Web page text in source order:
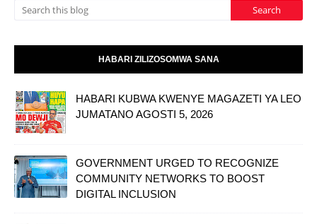
HABARI ZILIZOSOMWA SANA
HABARI KUBWA KWENYE MAGAZETI YA LEO
JUMATANO AGOSTI 5, 2026
GOVERNMENT URGED TO RECOGNIZE
COMMUNITY NETWORKS TO BOOST
DIGITAL INCLUSION